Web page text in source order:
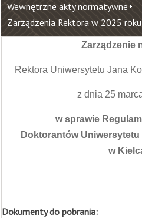
Wewnętrzne akty normatywne
Zarządzenia Rektora w 2025 roku
Zarządzenie
Rektora Uniwersytetu Jana
z dnia 25
w sprawie
Doktorantów
w
Dokumenty do pobrania: